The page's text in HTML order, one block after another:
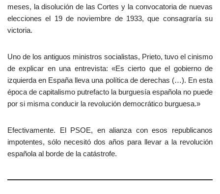
meses, la disolución de las Cortes y la convocatoria de nuevas
elecciones el 19 de noviembre de 1933, que consagraría su
victoria.
Uno de los antiguos ministros socialistas, Prieto, tuvo el cinismo
de explicar en una entrevista: «Es cierto que el gobierno de
izquierda en España lleva una política de derechas (…). En esta
época de capitalismo putrefacto la burguesía española no puede
por si misma conducir la revolución democrático burguesa.»
Efectivamente. El PSOE, en alianza con esos republicanos
impotentes, sólo necesitó dos años para llevar a la revolución
española al borde de la catástrofe.